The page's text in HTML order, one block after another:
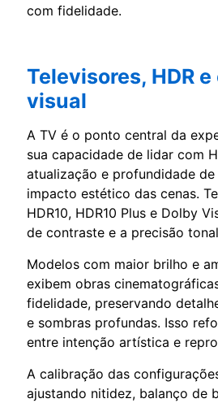
com fidelidade.
Televisores, HDR
visual
A TV é o ponto central da
sua capacidade de lidar com
atualização e profundidade
impacto estético das cenas.
HDR10, HDR10 Plus e Dolby
de contraste e a precisão
Modelos com maior brilho e
exibem obras
fidelidade, preservando
e sombras profundas. Isso
entre intenção artística e
A calibração das
ajustando nitidez, balanço de